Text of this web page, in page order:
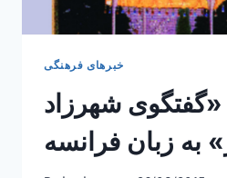
خبرهای فرهنگی
«گفتگوی شهرزاد
به زبان فرانسه